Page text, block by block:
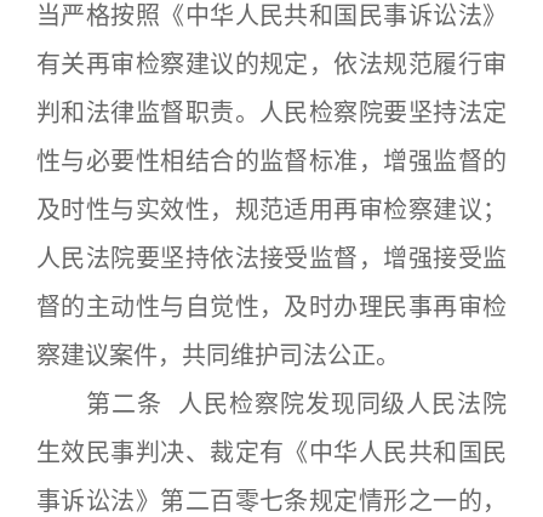
当严格按照《中华人民共和国民事诉讼法》
有关再审检察建议的规定，依法规范履行审
判和法律监督职责。人民检察院要坚持法定
性与必要性相结合的监督标准，增强监督的
及时性与实效性，规范适用再审检察建议；
人民法院要坚持依法接受监督，增强接受监
督的主动性与自觉性，及时办理民事再审检
察建议案件，共同维护司法公正。
第二条 人民检察院发现同级人民法院
生效民事判决、裁定有《中华人民共和国民
事诉讼法》第二百零七条规定情形之一的，